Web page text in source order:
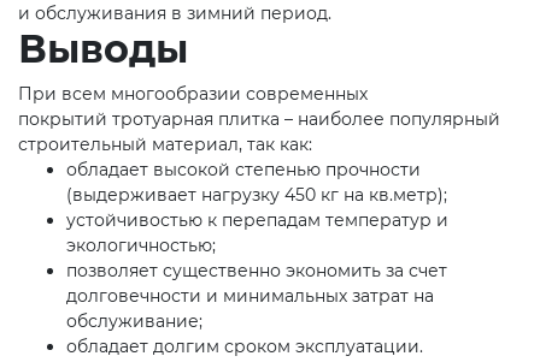
и обслуживания в зимний период.
Выводы
При всем многообразии современных
покрытий тротуарная плитка – наиболее популярный
строительный материал, так как:
обладает высокой степенью прочности
(выдерживает нагрузку 450 кг на кв.метр);
устойчивостью к перепадам температур и
экологичностью;
позволяет существенно экономить за счет
долговечности и минимальных затрат на
обслуживание;
обладает долгим сроком эксплуатации.